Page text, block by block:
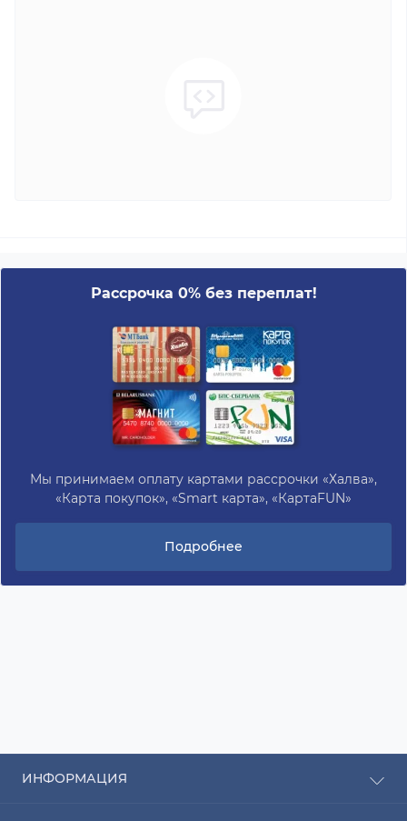
Рассрочка 0% без переплат!
Мы принимаем оплату картами рассрочки «Халва»,
«Карта покупок», «Smart карта», «КартаFUN»
Подробнее
ИНФОРМАЦИЯ